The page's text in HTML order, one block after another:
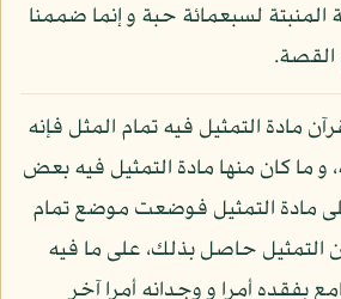
المنبتة لسبعمائة حبة و إنما ضممنا
القصة.
مادة التمثيل فيه تمام المثل فإنه
ما كان منها مادة التمثيل فيه بعض
مادة التمثيل فوضعت موضع تمام
حاصل بذلك، على ما فيه
بفقده أمرا و وجدانه أمرا آخر